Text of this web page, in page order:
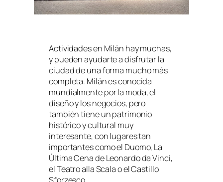
Actividades en Milán hay muchas,
y pueden ayudarte a disfrutar la
ciudad de una forma mucho más
completa. Milán es conocida
mundialmente por la moda, el
diseño y los negocios, pero
también tiene un patrimonio
histórico y cultural muy
interesante, con lugares tan
importantes como el Duomo, La
Última Cena de Leonardo da Vinci,
el Teatro alla Scala o el Castillo